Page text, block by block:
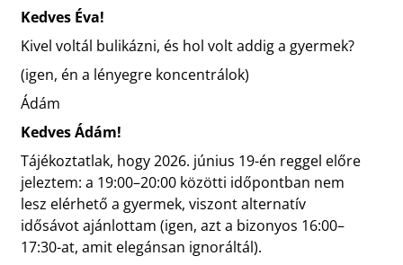
Kedves Éva!
Kivel voltál bulikázni, és hol volt addig a gyermek?
(igen, én a lényegre koncentrálok)
Ádám
Kedves Ádám!
Tájékoztatlak, hogy 2026. június 19-én reggel előre
jeleztem: a 19:00–20:00 közötti időpontban nem
lesz elérhető a gyermek, viszont alternatív
idősávot ajánlottam (igen, azt a bizonyos 16:00–
17:30-at, amit elegánsan ignoráltál).